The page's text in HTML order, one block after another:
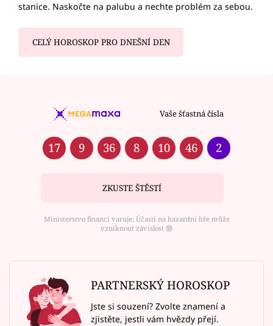
stanice. Naskočte na palubu a nechte problém za sebou.
CELÝ HOROSKOP PRO DNEŠNÍ DEN
Vaše šťastná čísla
17 9 36 8 10 46 2
ZKUSTE ŠTĚSTÍ
Ministerstvo financí varuje: Účastí na hazardní hře může
vzniknout závislost ⑱
PARTNERSKÝ HOROSKOP
Jste si souzení? Zvolte znamení a
zjistěte, jestli vám hvězdy přejí.